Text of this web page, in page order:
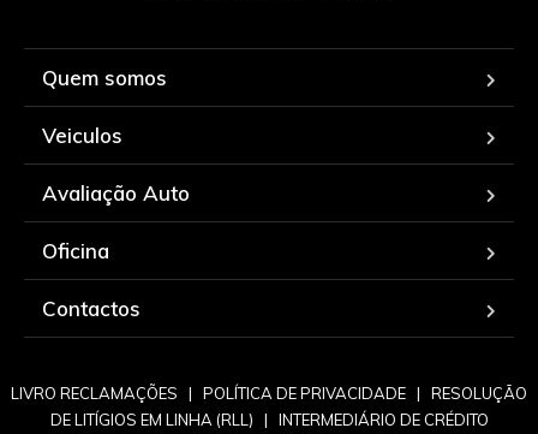
Quem somos
Veiculos
Avaliação Auto
Oficina
Contactos
LIVRO RECLAMAÇÕES | POLÍTICA DE PRIVACIDADE | RESOLUÇÃO
DE LITÍGIOS EM LINHA (RLL) | INTERMEDIÁRIO DE CRÉDITO